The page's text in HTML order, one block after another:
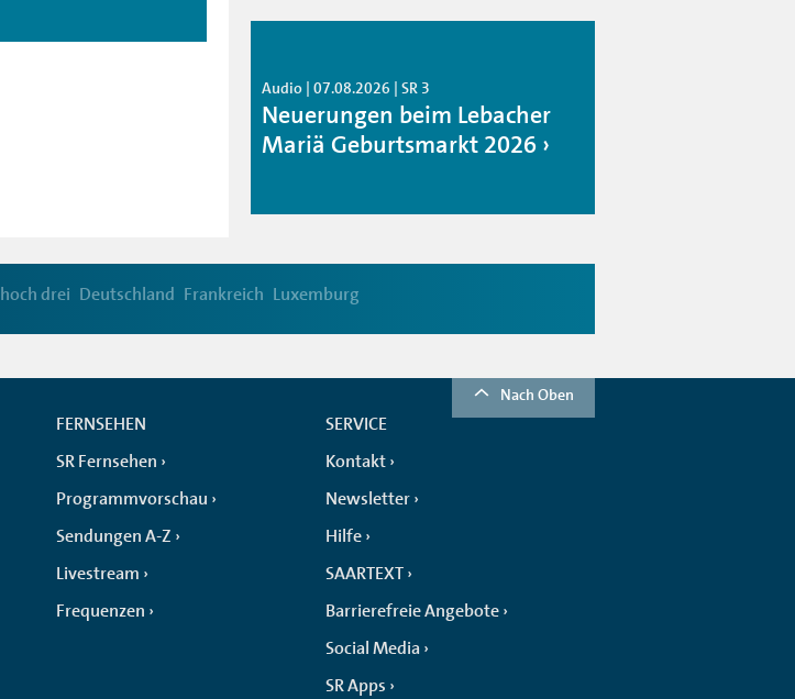
Audio | 07.08.2026 | SR 3
Neuerungen beim Lebacher
Mariä Geburtsmarkt 2026
hoch drei Deutschland Frankreich Luxemburg
Nach Oben
FERNSEHEN
SR Fernsehen
Programmvorschau
Sendungen A-Z
Livestream
Frequenzen
SERVICE
Kontakt
Newsletter
Hilfe
SAARTEXT
Barrierefreie Angebote
Social Media
SR Apps